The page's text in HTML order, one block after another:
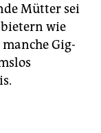
Mütter sei
wie
Gig-